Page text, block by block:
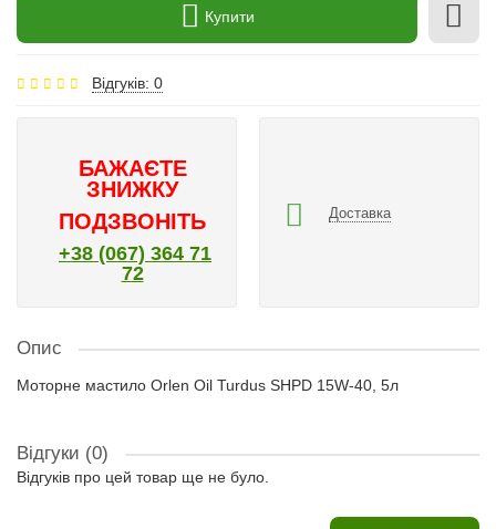
Купити
Відгуків: 0
БАЖАЄТЕ
ЗНИЖКУ
ПОДЗВОНІТЬ
+38 (067) 364 71
72
Доставка
Опис
Моторне мастило Orlen Oil Turdus SHPD 15W-40, 5л
Відгуки (0)
Відгуків про цей товар ще не було.